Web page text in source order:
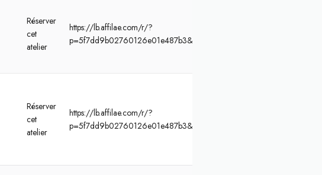
Réserver
cet
atelier
https://lb.affilae.com/r/?
Réserver
cet
atelier
https://lb.affilae.com/r/?